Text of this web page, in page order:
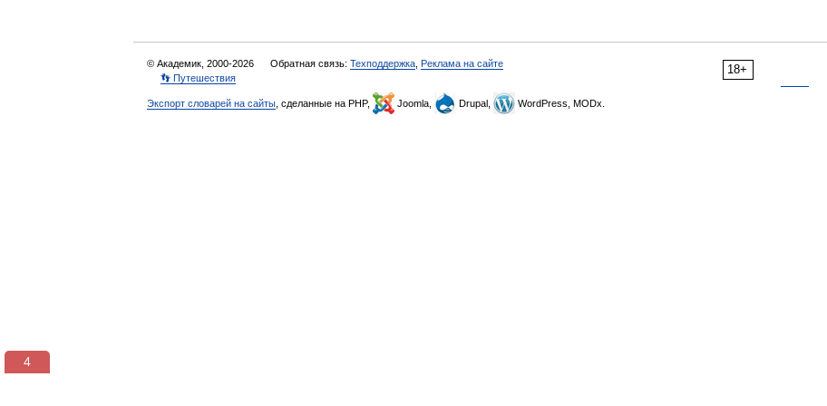
18+
© Академик, 2000-2026 Обратная связь: Техподдержка Реклама на сайте
👣 Путешествия
Экспорт словарей на сайты , сделанные на PHP, Joomla, Drupal, WordPress, MODx.
3